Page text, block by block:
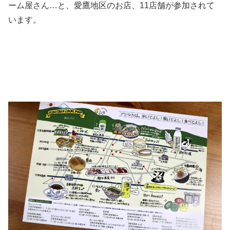
ーム屋さん…と、愛鷹地区のお店、11店舗が参加されて
います。